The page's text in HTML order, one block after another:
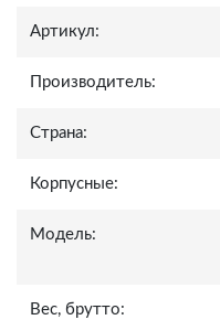
Артикул:
Производитель:
Страна:
Корпусные:
Модель:
Вес, брутто: